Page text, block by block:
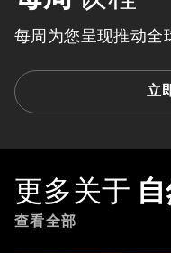
每周为您呈现推动全
立
更多关于
查看全部